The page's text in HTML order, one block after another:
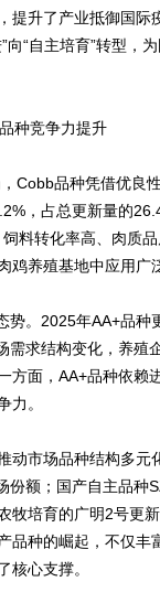
提升了产业抵御国
“自主培育”转型，
种竞争力提升
品种凭借优良
，占总更新量的
料转化率高、肉质
鸡养殖基地中应用广
。2025年AA+品种
需求结构变化，养殖
方面，AA+品种依赖
力。
市场品种结构多元
额；国产自主品种
牧培育的广明2号更
品种的崛起，不仅
核心支撑。